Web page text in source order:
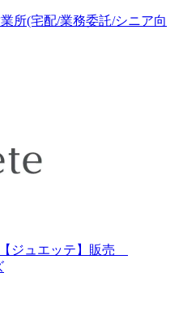
所(宅配/業務委託/シニア向
ジュエッテ】販売